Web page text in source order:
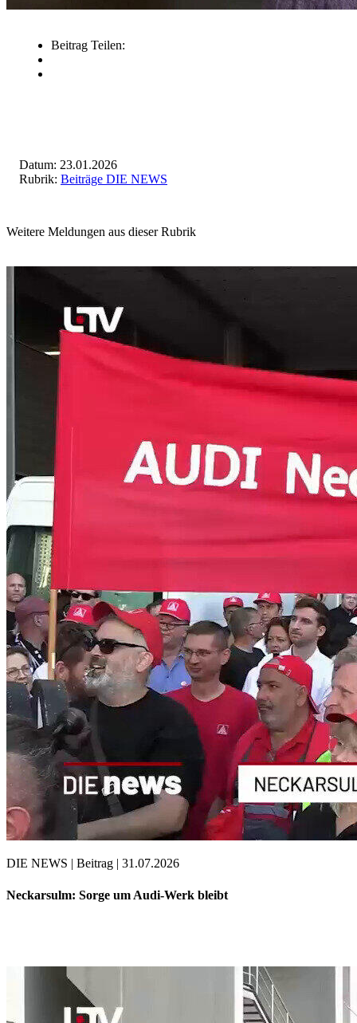
Beitrag Teilen:
Datum: 23.01.2026
Rubrik: Beiträge DIE NEWS
Weitere Meldungen aus dieser Rubrik
DIE NEWS | Beitrag | 31.07.2026
Neckarsulm: Sorge um Audi-Werk bleibt